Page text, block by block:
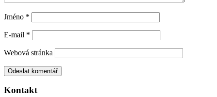
Jméno *
E-mail *
Webová stránka
Kontakt